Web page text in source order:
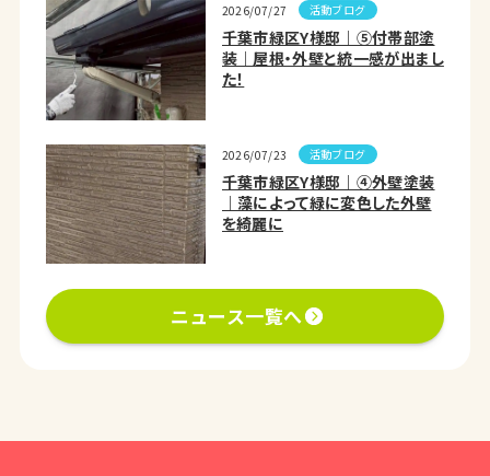
2026/07/27 活動ブログ
千葉市緑区Y様邸｜⑤付帯部塗
装｜屋根・外壁と統一感が出まし
た！
2026/07/23 活動ブログ
千葉市緑区Y様邸｜④外壁塗装
｜藻によって緑に変色した外壁
を綺麗に
ニュース一覧へ